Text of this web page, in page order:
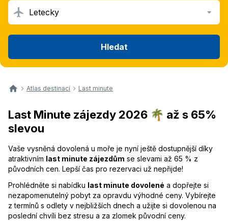
Letecky
Hledat
Atlas destinací Last minute
Last Minute zájezdy 2026 🌴 až s 65%
slevou
Vaše vysněná dovolená u moře je nyní ještě dostupnější díky
atraktivním last minute zájezdům se slevami až 65 % z
původních cen. Lepší čas pro rezervaci už nepřijde!
Prohlédněte si nabídku last minute dovolené a dopřejte si
nezapomenutelný pobyt za opravdu výhodné ceny. Vybírejte
z termínů s odlety v nejbližších dnech a užijte si dovolenou na
poslední chvíli bez stresu a za zlomek původní ceny.